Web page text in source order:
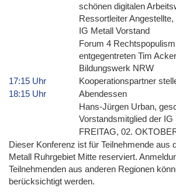
schönen digitalen
Ressortleiter
IG Metall Vorstand
Forum 4
entgegentreten Tim
Bildungswerk NRW
17:15 Uhr
Kooperationspartner
18:15 Uhr
Abendessen
Hans-Jürgen Urban,
Vorstandsmitglied der IG
FREITAG, 02.
Dieser Konferenz ist für Teilnehmende aus
Metall Ruhrgebiet Mitte reserviert.
Teilnehmenden aus anderen Regionen
berücksichtigt werden.